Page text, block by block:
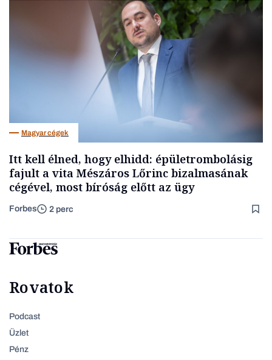
Magyar cégek
Itt kell élned, hogy elhidd: épületrombolásig
fajult a vita Mészáros Lőrinc bizalmasának
cégével, most bíróság előtt az ügy
Forbes 2 perc
Rovatok
Podcast
Üzlet
Pénz